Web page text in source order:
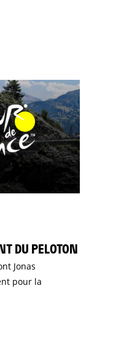
DU PELOTON
Jonas
pour la